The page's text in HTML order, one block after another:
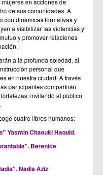
en acciones de
de sus comunidades. A
con dinámicas formativas y
a visibilizar las violencias y
y promover relaciones
a la profunda soledad, al
personal que
en nuestra ciudad. A través
participantes compartirán
invitando al público
cuatro libros humanos:
Yasmin Chaouki Haouid.
Berenice
Nadia Aziz